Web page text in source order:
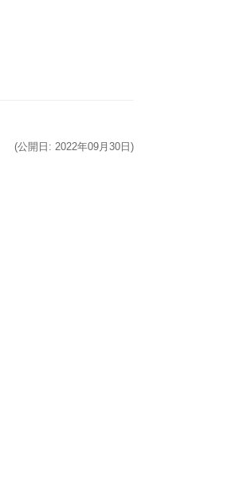
(公開日: 2022年09月30日)